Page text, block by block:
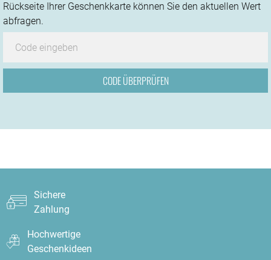
Rückseite Ihrer Geschenkkarte können Sie den aktuellen Wert
abfragen.
Sichere
Zahlung
Hochwertige
Geschenkideen